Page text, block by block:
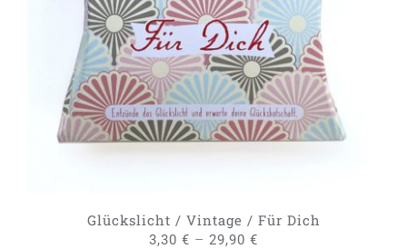
AUSFÜHRUNG WÄHLEN DIESES
PRODUKT
WEIST
MEHRERE
VARIANTEN
AUF.
DIE
OPTIONEN
KÖNNEN
GEWÄHLT
/
DETAILS
Glückslicht / Vintage / Für Dich
3,30 € – 29,90 €